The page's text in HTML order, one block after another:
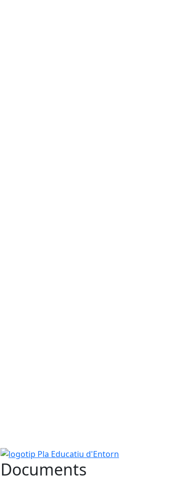
logotip Pla Educatiu d'Entorn
Documents